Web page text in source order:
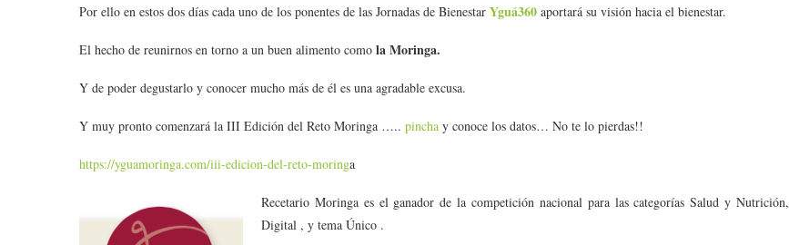
Por ello en estos dos días cada uno de los ponentes de las Jornadas de Bienestar Yguá360 aportará su visión hacia el bienestar.
El hecho de reunirnos en torno a un buen alimento como la Moringa.
Y de poder degustarlo y conocer mucho más de él es una agradable excusa.
Y muy pronto comenzará la III Edición del Reto Moringa ….. pincha y conoce los datos… No te lo pierdas!!
https://yguamoringa.com/iii-edicion-del-reto-moringa
Recetario Moringa es el ganador de la competición nacional para las categorías Salud y Nutrición,
Digital , y tema Único .